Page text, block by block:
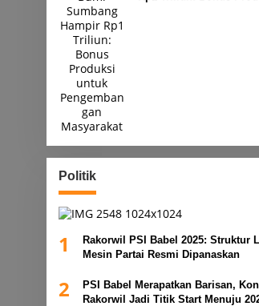
Politik
1
Rakorwil PSI Babel 2025: Struktur
Mesin Partai Resmi Dipanaskan
2
PSI Babel Merapatkan Barisan,
Rakorwil Jadi Titik Start Menuju